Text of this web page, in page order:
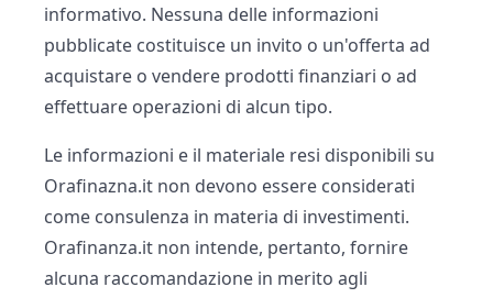
informativo. Nessuna delle informazioni
pubblicate costituisce un invito o un'offerta ad
acquistare o vendere prodotti finanziari o ad
effettuare operazioni di alcun tipo.
Le informazioni e il materiale resi disponibili su
Orafinazna.it non devono essere considerati
come consulenza in materia di investimenti.
Orafinanza.it non intende, pertanto, fornire
alcuna raccomandazione in merito agli